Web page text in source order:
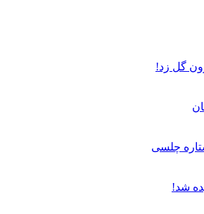
گل زد!
چلسی
شد!